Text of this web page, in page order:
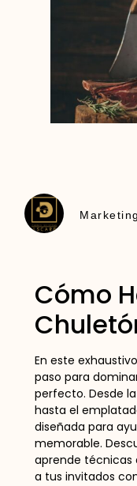
Cómo
En este exhaustivo
paso para
perfecto. Desde
hasta el
diseñada para
memorable.
aprende técnicas
a tus invitados